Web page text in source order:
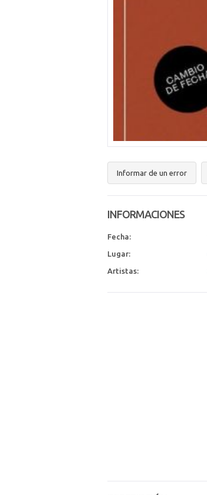
Informar de un error
INFORMACIONES
Fecha:
Lugar:
Artistas: